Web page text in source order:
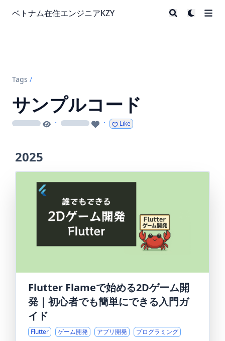
ベトナム在住エンジニアKZY
Tags /
サンプルコード
loading · loading · Like
2025
Flutter Flameで始める2Dゲーム開
発｜初心者でも簡単にできる入門ガ
イド
Flutter ゲーム開発 アプリ開発
プログラミング